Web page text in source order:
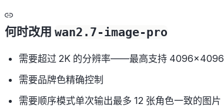
何时改用 wan2.7-image-pro
需要超过 2K 的分辨率——最高支持 4096×4096
需要品牌色精确控制
需要顺序模式单次输出最多 12 张角色一致的图片